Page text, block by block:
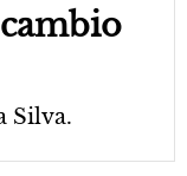
Silva.